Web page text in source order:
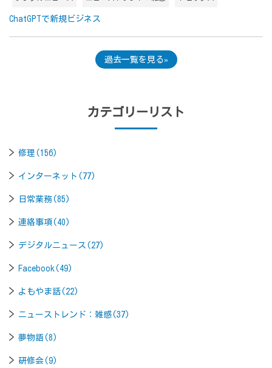
ChatGPTで新規ビジネス
過去一覧を見る
カテゴリーリスト
修理(156)
インターネット(77)
日常業務(85)
連絡事項(40)
デジタルニュース(27)
Facebook(49)
よもやま話(22)
ニューストレンド：雑感(37)
夢物語(8)
研修会(9)